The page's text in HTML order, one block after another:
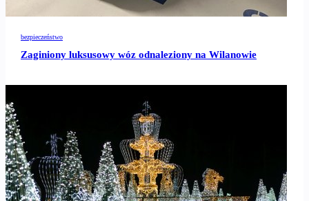
bezpieczeństwo
Zaginiony luksusowy wóz odnaleziony na Wilanowie